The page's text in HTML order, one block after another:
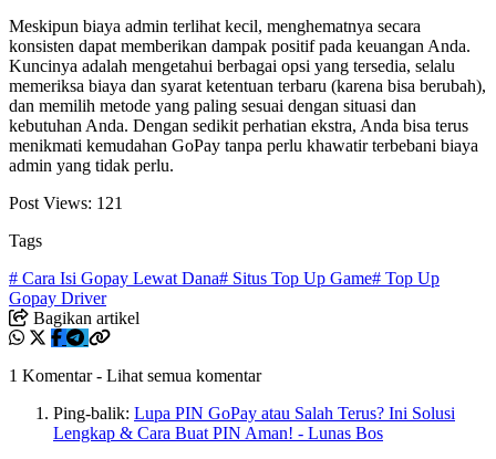
Meskipun biaya admin terlihat kecil, menghematnya secara
konsisten dapat memberikan dampak positif pada keuangan Anda.
Kuncinya adalah mengetahui berbagai opsi yang tersedia, selalu
memeriksa biaya dan syarat ketentuan terbaru (karena bisa berubah),
dan memilih metode yang paling sesuai dengan situasi dan
kebutuhan Anda. Dengan sedikit perhatian ekstra, Anda bisa terus
menikmati kemudahan GoPay tanpa perlu khawatir terbebani biaya
admin yang tidak perlu.
Post Views: 121
Tags
# Cara Isi Gopay Lewat Dana# Situs Top Up Game# Top Up
Gopay Driver
Bagikan artikel
1 Komentar- Lihat semua komentar
Ping-balik: Lupa PIN GoPay atau Salah Terus? Ini Solusi
Lengkap & Cara Buat PIN Aman! - Lunas Bos